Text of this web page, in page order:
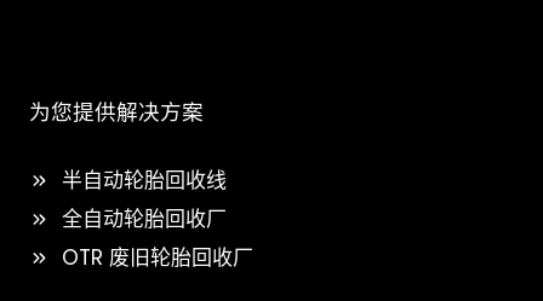
为您提供解决方案
半自动轮胎回收线
全自动轮胎回收厂
OTR 废旧轮胎回收厂